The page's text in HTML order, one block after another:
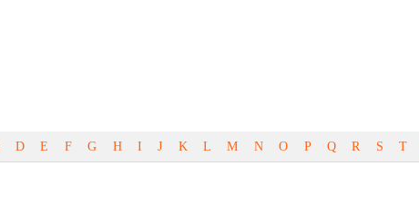
D E F G H I J K L M N O P Q R S T